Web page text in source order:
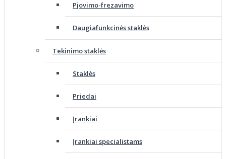
Pjovimo-frezavimo
Daugiafunkcinės staklės
Tekinimo staklės
Staklės
Priedai
Įrankiai
Įrankiai specialistams